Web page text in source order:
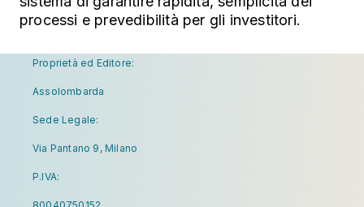
processi e prevedibilità per gli investitori.
Proprietà ed Editore:
Assolombarda
Sede Legale:
Via Pantano 9, Milano
P.IVA:
80040750152